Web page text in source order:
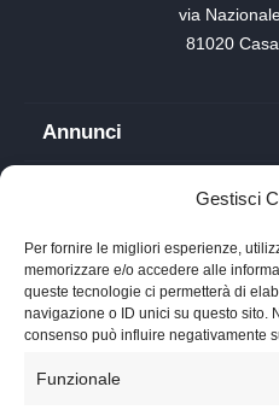
Gestisci
Per fornire le migliori esperienze,
memorizzare e/o accedere alle
queste tecnologie ci permetterà di
navigazione o ID unici su questo sito.
consenso può influire negativamente
Funzionale
via
81020
Annunci
FAQ
Lavora con noi